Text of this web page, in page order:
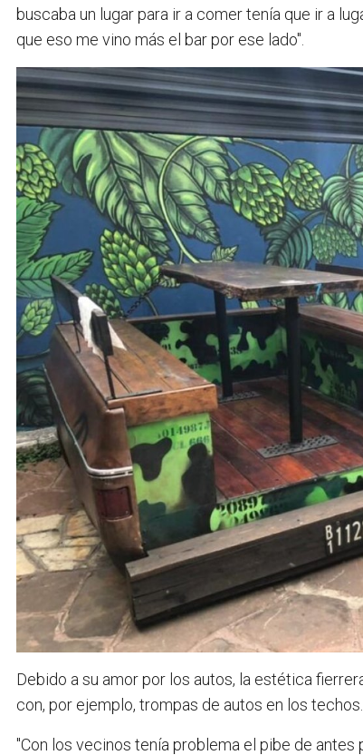
buscaba un lugar para ir a comer tenía que ir a
que eso me vino más el bar por ese lado".
Debido a su amor por los autos, la estética
con, por ejemplo, trompas de autos en los techos.
"Con los vecinos tenía problema el pibe de antes